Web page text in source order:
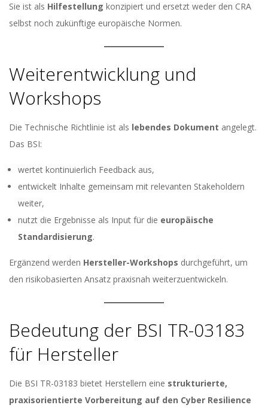
Sie ist als Hilfestellung konzipiert und ersetzt weder den CRA
selbst noch zukünftige europäische Normen.
Weiterentwicklung und
Workshops
Die Technische Richtlinie ist als lebendes Dokument angelegt.
Das BSI:
wertet kontinuierlich Feedback aus,
entwickelt Inhalte gemeinsam mit relevanten Stakeholdern
weiter,
nutzt die Ergebnisse als Input für die europäische
Standardisierung.
Ergänzend werden Hersteller-Workshops durchgeführt, um
den risikobasierten Ansatz praxisnah weiterzuentwickeln.
Bedeutung der BSI TR-03183
für Hersteller
Die BSI TR-03183 bietet Herstellern eine strukturierte,
praxisorientierte Vorbereitung auf den Cyber Resilience